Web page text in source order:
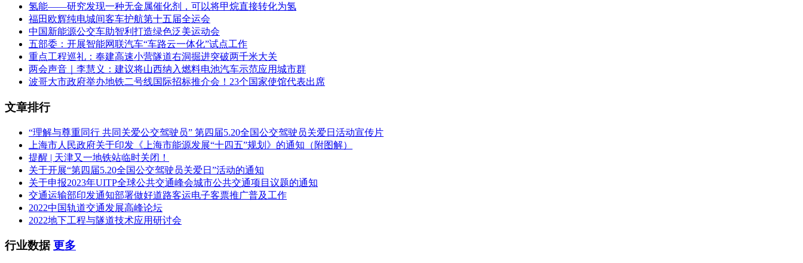
氢能——研究发现一种无金属催化剂，可以将甲烷直接转化为氢
福田欧辉纯电城间客车护航第十五届全运会
中国新能源公交车助智利打造绿色泛美运动会
五部委：开展智能网联汽车“车路云一体化”试点工作
重点工程巡礼：奉建高速小营隧道右洞掘进突破两千米大关
两会声音｜李慧义：建议将山西纳入燃料电池汽车示范应用城市群
波哥大市政府举办地铁二号线国际招标推介会！23个国家使馆代表出席
文章排行
“理解与尊重同行 共同关爱公交驾驶员” 第四届5.20全国公交驾驶员关爱日活动宣传片
上海市人民政府关于印发《上海市能源发展“十四五”规划》的通知（附图解）
提醒 | 天津又一地铁站临时关闭！
关于开展“第四届5.20全国公交驾驶员关爱日”活动的通知
关于申报2023年UITP全球公共交通峰会城市公共交通项目议题的通知
交通运输部印发通知部署做好道路客运电子客票推广普及工作
2022中国轨道交通发展高峰论坛
2022地下工程与隧道技术应用研讨会
行业数据更多